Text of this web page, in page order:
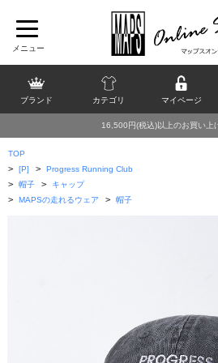
ブランド カテゴリ マイページ
16,500円(税込)以上のお買い上
TOP
> [P] > Progress Running Club
> 帽子 > キャップ
> MAPSの走れるウェア > 帽子